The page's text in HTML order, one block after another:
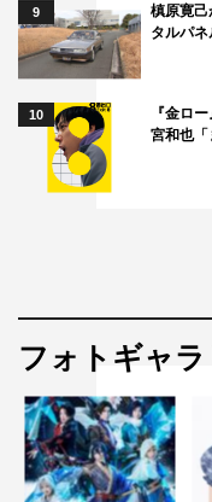
9
槙原寛
タルパ
10
『金ロ
宮和也
フォトギャラ